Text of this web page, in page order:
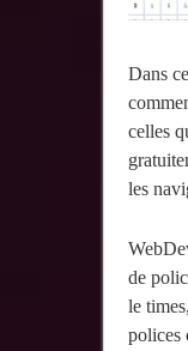
Dans
celles
les
de
le
polices